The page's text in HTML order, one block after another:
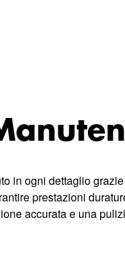
in ogni dettaglio
prestazioni
accurata e una